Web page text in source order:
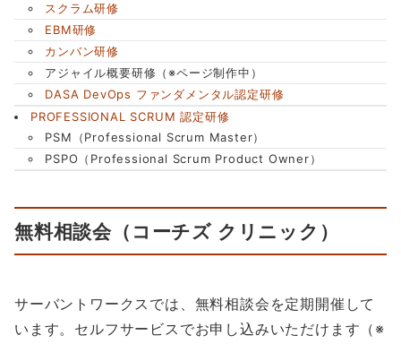
スクラム研修
EBM研修
カンバン研修
アジャイル概要研修（※ページ制作中）
DASA DevOps ファンダメンタル認定研修
PROFESSIONAL SCRUM 認定研修
PSM（Professional Scrum Master）
PSPO（Professional Scrum Product Owner）
無料相談会（コーチズ クリニック）
サーバントワークスでは、無料相談会を定期開催して
います。セルフサービスでお申し込みいただけます（※